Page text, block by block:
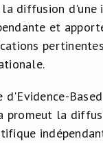
diffusion d'une
et
d'Evidence-Based
promeut la